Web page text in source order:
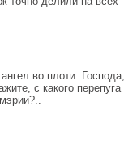
ангел во плоти.
с какого